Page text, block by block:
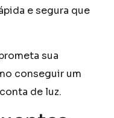
e segura que
sua
conseguir um
de luz.